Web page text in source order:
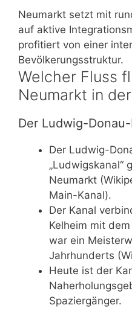
Neumarkt setzt mit
auf aktive
profitiert von einer
Bevölkerungsstruktur.
Welcher Fluss
Neumarkt in
Der Ludwig-
Der Ludwig-
„Ludwigskanal“
Neumarkt
Main-Kanal).
Der Kanal
Kelheim mit
war ein
Jahrhunderts
Heute ist der
Spaziergänger.